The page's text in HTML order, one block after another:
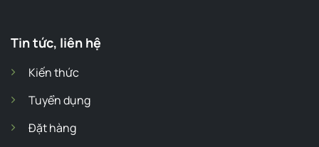
Tin tức, liên hệ
Kiến thức
Tuyển dụng
Đặt hàng